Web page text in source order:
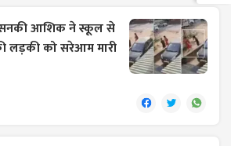
आशिक ने स्कूल से
लड़की को सरेआम मारी